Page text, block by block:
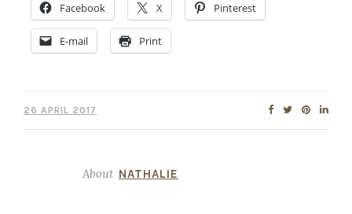
Facebook X Pinterest
E-mail Print
26 APRIL 2017
About NATHALIE